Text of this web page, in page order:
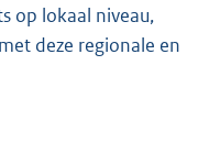
op lokaal niveau,
deze regionale en